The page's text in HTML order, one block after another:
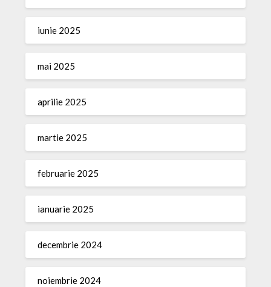
iunie 2025
mai 2025
aprilie 2025
martie 2025
februarie 2025
ianuarie 2025
decembrie 2024
noiembrie 2024